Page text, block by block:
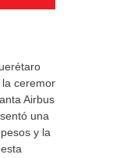
ceremonia
Airbus
una
y la